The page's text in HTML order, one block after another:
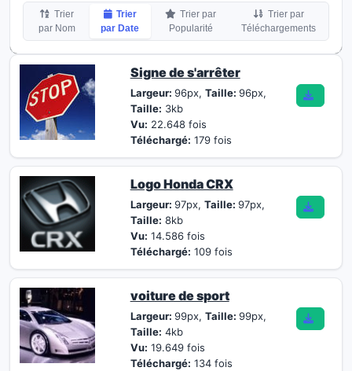
Trier
par Nom
Trier
par Date
Trier par
Popularité
Trier par
Téléchargements
Signe de s'arrêter
Largeur: 96px, Taille: 96px,
Taille: 3kb
Vu: 22.648 fois
Téléchargé: 179 fois
Logo Honda CRX
Largeur: 97px, Taille: 97px,
Taille: 8kb
Vu: 14.586 fois
Téléchargé: 109 fois
voiture de sport
Largeur: 99px, Taille: 99px,
Taille: 4kb
Vu: 19.649 fois
Téléchargé: 134 fois